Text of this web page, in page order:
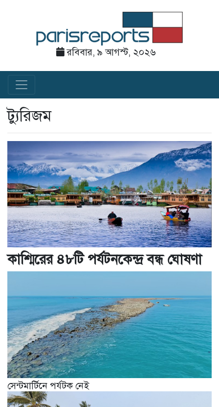
রবিবার, ৯ আগস্ট, ২০২৬
ট্যুরিজম
কাশ্মিরের ৪৮টি পর্যটনকেন্দ্র বন্ধ ঘোষণা
সেন্টমার্টিনে পর্যটক নেই